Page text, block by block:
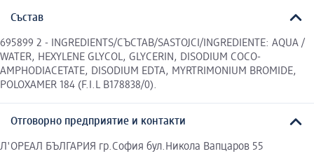
Състав
695899 2 - INGREDIENTS/СЪСТАВ/SASTOJCI/INGREDIENTE: AQUA /
WATER, HEXYLENE GLYCOL, GLYCERIN, DISODIUM COCO-
AMPHODIACETATE, DISODIUM EDTA, MYRTRIMONIUM BROMIDE,
POLOXAMER 184 (F.I.L B178838/0).
Отговорно предприятие и контакти
Л'ОРЕАЛ БЪЛГАРИЯ гр.София бул.Никола Вапцаров 55